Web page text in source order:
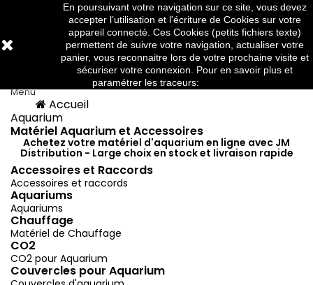
En poursuivant votre navigation sur ce site, vous devez
accepter l’utilisation et l'écriture de Cookies sur votre
appareil connecté. Ces Cookies (petits fichiers texte)
permettent de suivre votre navigation, actualiser votre
panier, vous reconnaitre lors de votre prochaine visite et
sécuriser votre connexion. Pour en savoir plus et
paramétrer les traceurs:
Téléphone:03 88 91 95 10
 
Menu
Accueil
Aquarium
Matériel Aquarium et Accessoires
Achetez votre matériel d'aquarium en ligne avec JM
Distribution - Large choix en stock et livraison rapide
Accessoires et Raccords
Accessoires et raccords
Aquariums
Aquariums
Chauffage
Matériel de Chauffage
CO2
CO2 pour Aquarium
Couvercles pour Aquarium
Mes listes d'envies ×
add_circle_outlineCréer une nouvelle liste
((modalTitle)) ×
((confirmMessage))
((cancelText))
((title)) ×
((cancelText)) ((createText))
Connexion ×
Vous devez être connecté pour ajouter des produits
à votre liste d'envies.